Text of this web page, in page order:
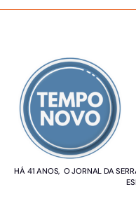
HÁ 41 ANOS, O JORNAL DA